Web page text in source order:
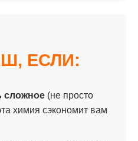
ЕСЛИ:
сложное (не просто
химия сэкономит вам